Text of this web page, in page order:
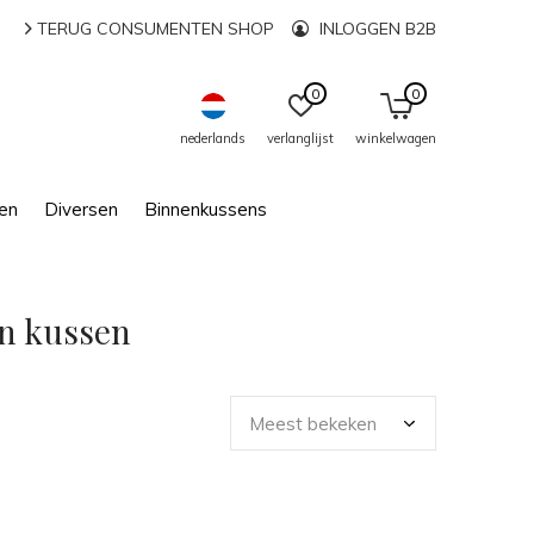
Diversen Binnenkussens
nederlands verlanglijst
0
winkelwagen
0
TERUG CONSUMENTEN SHOP INLOGGEN B2B
kussen